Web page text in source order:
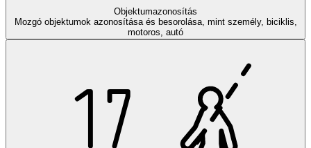
Objektumazonosítás
Mozgó objektumok azonosítása és besorolása, mint személy, biciklis,
motoros, autó